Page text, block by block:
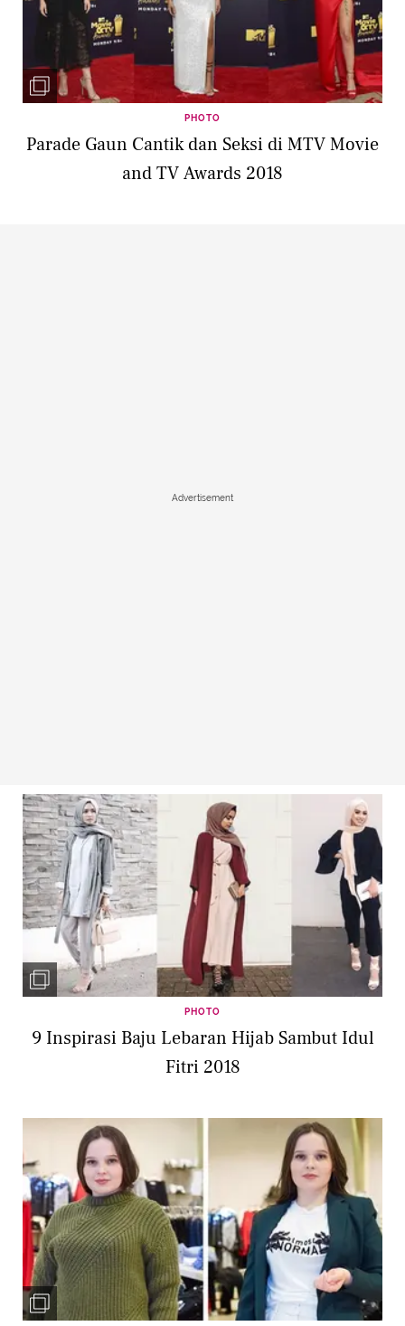
PHOTO
Parade Gaun Cantik dan Seksi di MTV Movie
and TV Awards 2018
Advertisement
PHOTO
9 Inspirasi Baju Lebaran Hijab Sambut Idul
Fitri 2018